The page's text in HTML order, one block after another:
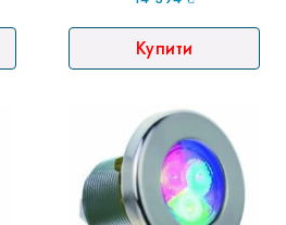
Купити